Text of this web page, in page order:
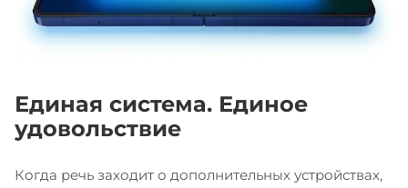
Единая система. Единое
удовольствие
Когда речь заходит о дополнительных устройствах,